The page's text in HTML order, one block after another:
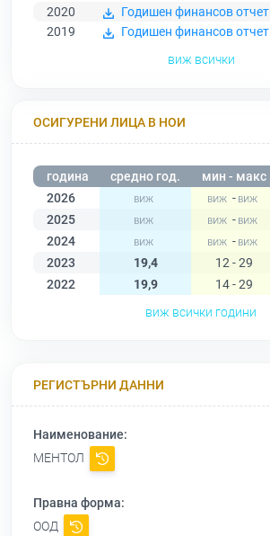
2020
Годишен финансов отчет
2019
Годишен финансов отчет
виж всички
ОСИГУРЕНИ ЛИЦА В НОИ
година средно год. мин - макс
2026
-
2025
-
2024
-
2023
19,4 12 - 29
2022
19,9 14 - 29
виж всички години
РЕГИСТЪРНИ ДАННИ
Наименование:
МЕНТОЛ
Правна форма:
ООД